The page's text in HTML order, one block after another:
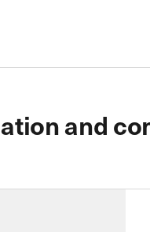
and